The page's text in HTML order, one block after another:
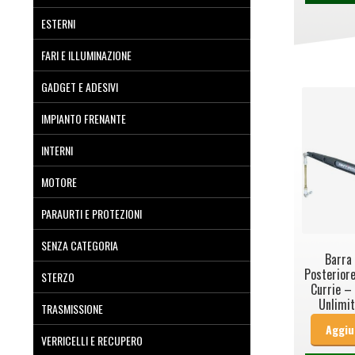
Currie –
ESTERNI
FARI E ILLUMINAZIONE
GADGET E ADESIVI
IMPIANTO FRENANTE
INTERNI
MOTORE
PARAURTI E PROTEZIONI
SENZA CATEGORIA
STERZO
TRASMISSIONE
VERRICELLI E RECUPERO